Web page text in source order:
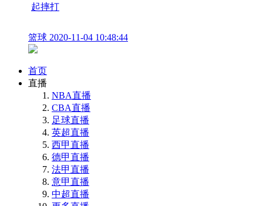
起摔打
篮球 2020-11-04 10:48:44
首页
直播
NBA直播
CBA直播
足球直播
英超直播
西甲直播
德甲直播
法甲直播
意甲直播
中超直播